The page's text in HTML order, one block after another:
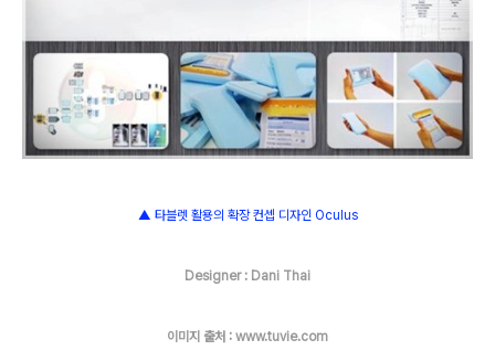
▲ 타블렛 활용의 확장 컨셉 디자인 Oculus
Designer : Dani Thai
이미지 출처 : www.tuvie.com